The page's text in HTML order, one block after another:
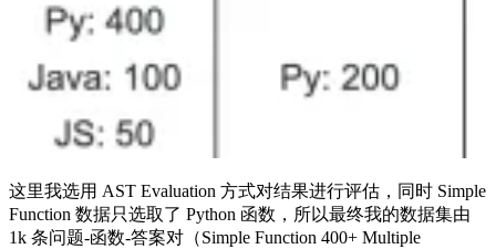
这里我选用 AST Evaluation 方式对结果进行评估，同时 Simple
Function 数据只选取了 Python 函数，所以最终我的数据集由
1k 条问题-函数-答案对（Simple Function 400+ Multiple